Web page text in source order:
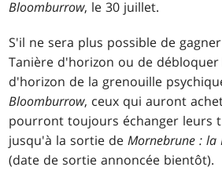
Bloomburrow, le 30 juillet.
S'il ne sera plus possible de
Tanière d'horizon ou de débloquer
d'horizon de la grenouille
Bloomburrow, ceux qui auront
pourront toujours échanger leurs
jusqu'à la sortie deMornebrune : la
(date de sortie annoncée bientôt).